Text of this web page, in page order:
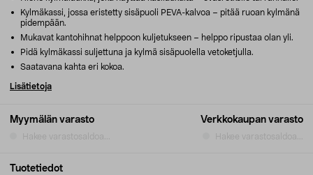
Myymälän varasto
Hakee varastosaldoa...
Verkkokaupan varasto
Hakee varastosaldoa...
Kylmäkassi, jossa eristetty sisäpuoli PEVA-kalvoa – pitää ruoan kylmänä
pidempään.
Mukavat kantohihnat helppoon kuljetukseen – helppo ripustaa olan yli.
Pidä kylmäkassi suljettuna ja kylmä sisäpuolella vetoketjulla.
Saatavana kahta eri kokoa.
Lisätietoja
Tuotetiedot